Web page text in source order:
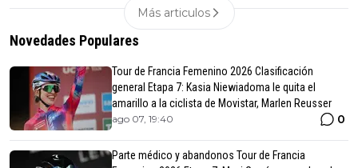
Más articulos
Novedades Populares
Tour de Francia Femenino 2026 Clasificación
general Etapa 7: Kasia Niewiadoma le quita el
amarillo a la ciclista de Movistar, Marlen Reusser
ago 07, 19:40 0
Parte médico y abandonos Tour de Francia